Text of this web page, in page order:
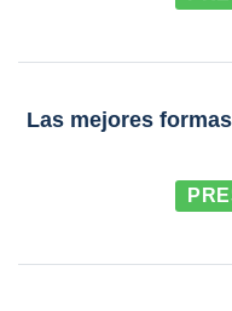
Las mejores